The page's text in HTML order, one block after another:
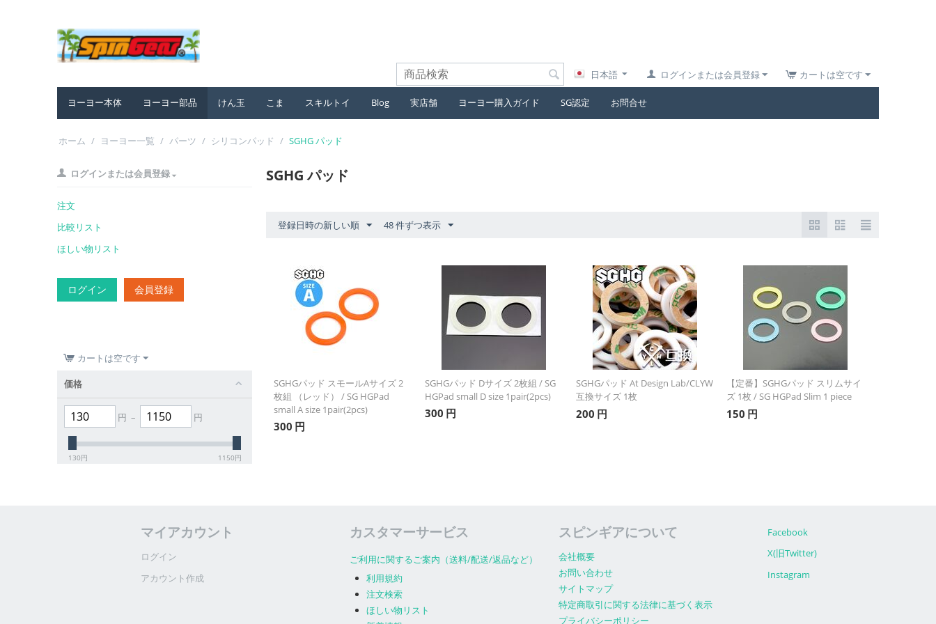
カートは空です
ログインまたは会員登録
日本語
ヨーヨー本体 ヨーヨー部品 けん玉 こま スキルトイ Blog 実店舗 ヨーヨー購入ガイド SG認定 お問合せ
ホーム / ヨーヨー一覧 / パーツ / シリコンパッド / SGHG パッド
ログインまたは会員登録
注文
比較リスト
ほしい物リスト
ログイン 会員登録
カートは空です
価格
円 – 円
130円 1150円
SGHG パッド
登録日時の新しい順 48 件ずつ表示
SGHGパッド スモールAサイズ 2
枚組 （レッド） / SG HGPad
small A size 1pair(2pcs)
300 円
SGHGパッド Dサイズ 2枚組 / SG
HGPad small D size 1pair(2pcs)
300 円
SGHGパッド At Design Lab/CLYW
互換サイズ 1枚
200 円
【定番】SGHGパッド スリムサイ
ズ 1枚 / SG HGPad Slim 1 piece
150 円
マイアカウント
ログイン
アカウント作成
カスタマーサービス
ご利用に関するご案内（送料/配送/返品など）
利用規約
注文検索
ほしい物リスト
スピンギアについて
会社概要
お問い合わせ
サイトマップ
特定商取引に関する法律に基づく表示
プライバシーポリシー
Facebook
X(旧Twitter)
Instagram